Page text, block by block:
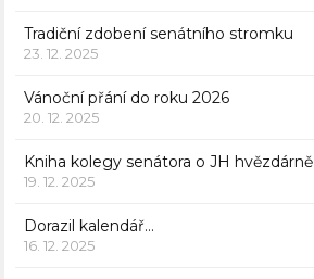
Tradiční zdobení senátního stromku
23. 12. 2025
Vánoční přání do roku 2026
20. 12. 2025
Kniha kolegy senátora o JH hvězdárně
19. 12. 2025
Dorazil kalendář…
16. 12. 2025